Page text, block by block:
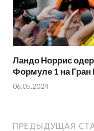
Ландо Норрис
Формуле 1 на
06.05.2024
ПРЕДЫДУЩАЯ